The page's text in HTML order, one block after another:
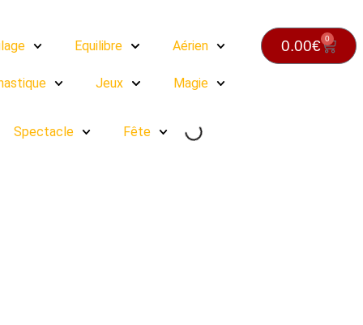
Equilibre Aérien
Jeux Magie
Spectacle Fête
0.00€ 0